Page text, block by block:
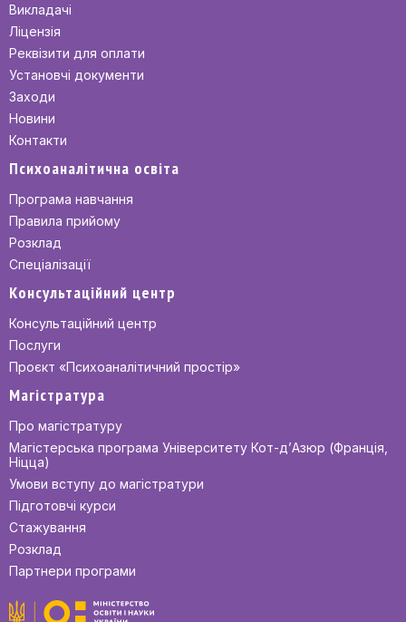
Викладачі
Ліцензія
Реквізити для оплати
Установчі документи
Заходи
Новини
Контакти
Психоаналітична освіта
Програма навчання
Правила прийому
Розклад
Спеціалізації
Консультаційний центр
Консультаційний центр
Послуги
Проєкт «Психоаналітичний простір»
Магістратура
Про магістратуру
Магістерська програма Університету Кот-д’Азюр (Франція,
Ніцца)
Умови вступу до магістратури
Підготовчі курси
Стажування
Розклад
Партнери програми